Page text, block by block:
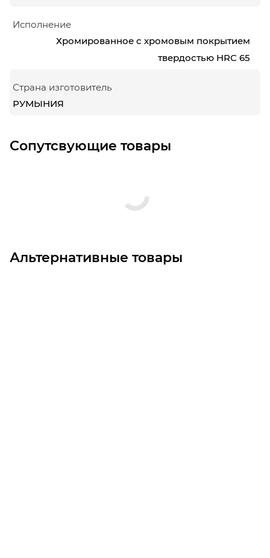
Исполнение
Хромированное с хромовым покрытием
твердостью HRC 65
Страна изготовитель
РУМЫНИЯ
Сопутсвующие товары
Альтернативные товары